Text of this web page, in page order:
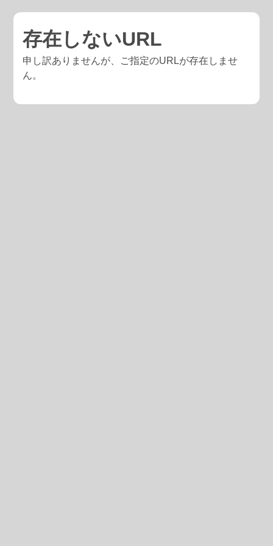
存在しないURL
申し訳ありませんが、ご指定のURLが存在しませ
ん。